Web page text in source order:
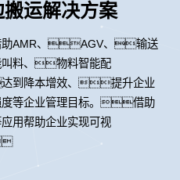
运解决方案
助AMR、AGV、输送
料、物料智能配
降本增效、提升企业
等企业管理目标。借助
用帮助企业实现可视